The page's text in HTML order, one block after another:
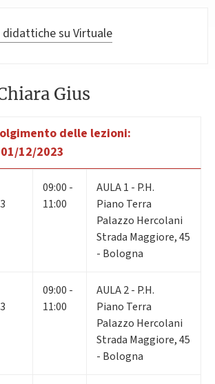
didattiche su Virtuale
Gius
delle lezioni:
12/2023
09:00 -
11:00
AULA 1 - P.H.
Piano Terra
Palazzo Hercolani
Strada Maggiore, 45
- Bologna
09:00 -
11:00
AULA 2 - P.H.
Piano Terra
Palazzo Hercolani
Strada Maggiore, 45
- Bologna